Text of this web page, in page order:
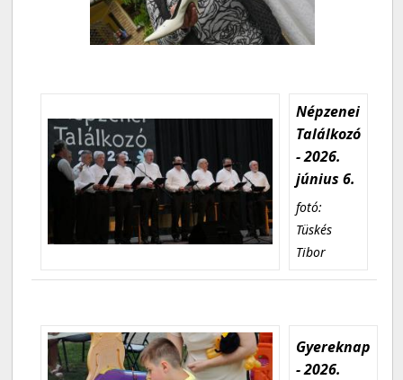
Népzenei
Találkozó
- 2026.
június 6.
fotó:
Tüskés
Tibor
Gyereknap
- 2026.